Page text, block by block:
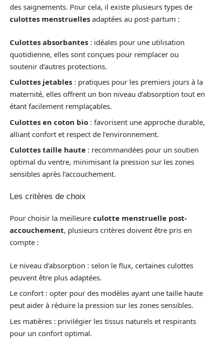
des saignements. Pour cela, il existe plusieurs types de
culottes menstruelles adaptées au post-partum :
Culottes absorbantes : idéales pour une utilisation
quotidienne, elles sont conçues pour remplacer ou
soutenir d’autres protections.
Culottes jetables : pratiques pour les premiers jours à la
maternité, elles offrent un bon niveau d’absorption tout en
étant facilement remplaçables.
Culottes en coton bio : favorisent une approche durable,
alliant confort et respect de l’environnement.
Culottes taille haute : recommandées pour un soutien
optimal du ventre, minimisant la pression sur les zones
sensibles après l’accouchement.
Les critères de choix
Pour choisir la meilleure culotte menstruelle post-
accouchement, plusieurs critères doivent être pris en
compte :
Le niveau d’absorption : selon le flux, certaines culottes
peuvent être plus adaptées.
Le confort : opter pour des modèles ayant une taille haute
peut aider à réduire la pression sur les zones sensibles.
Les matières : privilégier les tissus naturels et respirants
pour un confort optimal.